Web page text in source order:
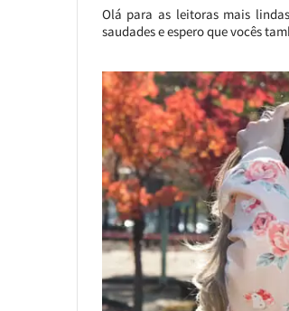
Olá para as leitoras mais
saudades e espero que vocês